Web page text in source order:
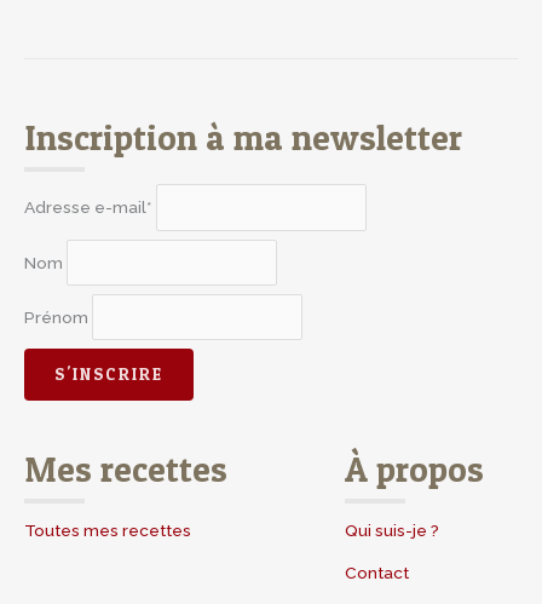
Inscription à ma newsletter
Adresse e-mail*
Nom
Prénom
Mes recettes
Toutes mes recettes
À propos
Qui suis-je ?
Contact